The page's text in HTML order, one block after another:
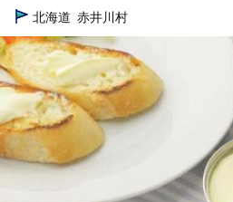
TOP
北海道 赤井川村